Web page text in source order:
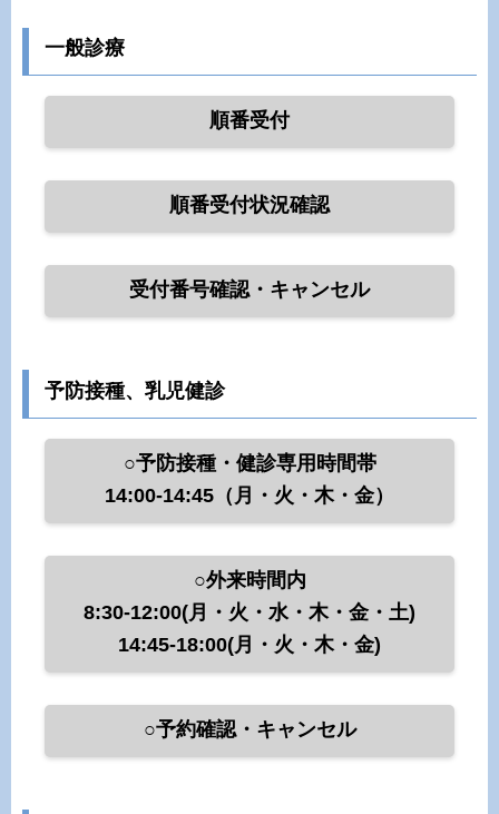
一般診療
順番受付
順番受付状況確認
受付番号確認・キャンセル
予防接種、乳児健診
○予防接種・健診専用時間帯
14:00-14:45（月・火・木・金）
○外来時間内
8:30-12:00(月・火・水・木・金・土)
14:45-18:00(月・火・木・金)
○予約確認・キャンセル